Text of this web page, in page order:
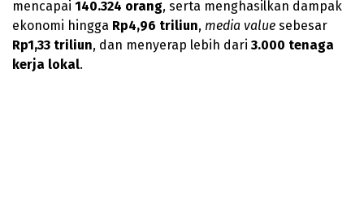
mencapai 140.324 orang, serta menghasilkan dampak
ekonomi hingga Rp4,96 triliun, media value sebesar
Rp1,33 triliun, dan menyerap lebih dari 3.000 tenaga
kerja lokal.